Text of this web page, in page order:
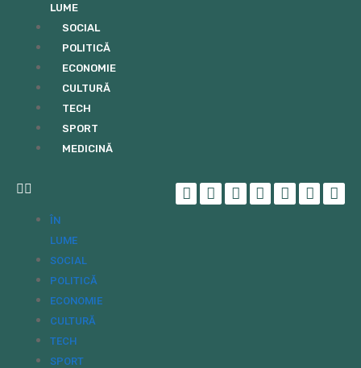
LUME
SOCIAL
POLITICĂ
ECONOMIE
CULTURĂ
TECH
SPORT
MEDICINĂ
ÎN
LUME
SOCIAL
POLITICĂ
ECONOMIE
CULTURĂ
TECH
SPORT